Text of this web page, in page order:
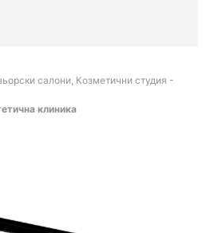
салони, Козметични студия -
клиника